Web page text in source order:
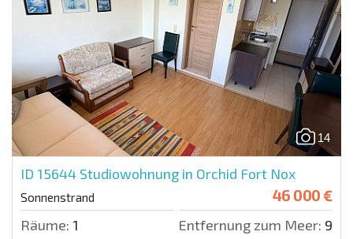
14
ID 15644 Studiowohnung in Orchid Fort Nox
Sonnenstrand 46 000 €
Räume: 1 Entfernung zum Meer: 900